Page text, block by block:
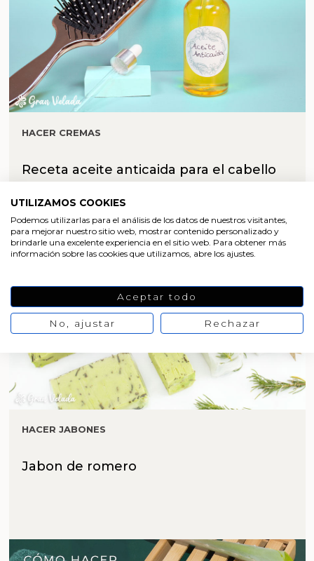
HACER CREMAS
Receta aceite anticaida para el cabello
HACER JABONES
Jabon de romero
UTILIZAMOS COOKIES
Podemos utilizarlas para el análisis de los datos de nuestros visitantes,
para mejorar nuestro sitio web, mostrar contenido personalizado y
brindarle una excelente experiencia en el sitio web. Para obtener más
información sobre las cookies que utilizamos, abre los ajustes.
Aceptar todo
No, ajustar Rechazar